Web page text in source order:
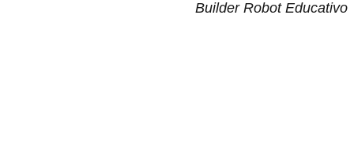
Builder Robot Educativo